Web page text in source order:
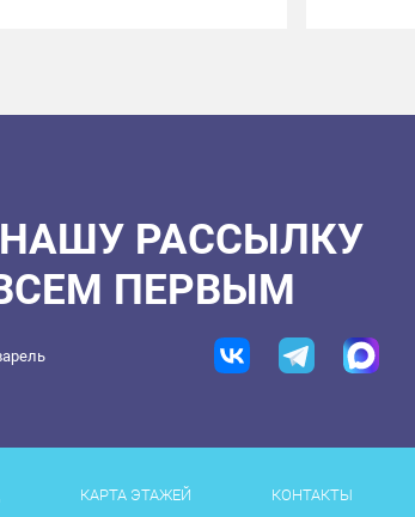
РАССЫЛКУ
ПЕРВЫМ
КАРТА ЭТАЖЕЙ КОНТАКТЫ